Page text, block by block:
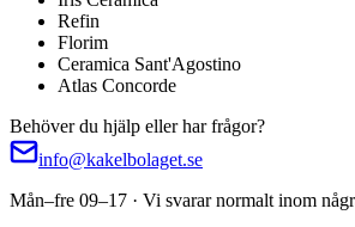
Refin
Florim
Ceramica Sant'Agostino
Atlas Concorde
Behöver du hjälp eller har frågor?
info@kakelbolaget.se
Mån–fre 09–17 · Vi svarar normalt inom